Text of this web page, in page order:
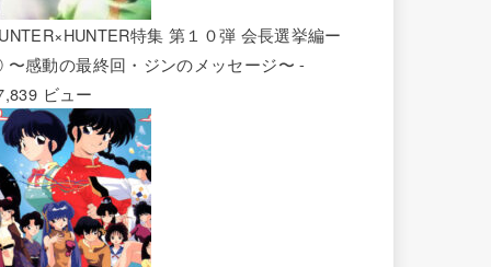
特集 第１０弾 会長選挙編ー
感動の最終回・ジンのメッセージ〜 -
ビュー